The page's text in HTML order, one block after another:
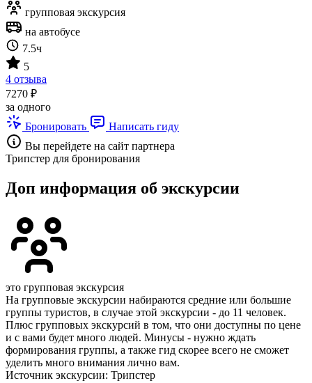
групповая экскурсия
на автобусе
7.5ч
5
4 отзыва
7270 ₽
за одного
Бронировать
Написать гиду
Вы перейдете на сайт партнера
Трипстер для бронирования
Доп информация об экскурсии
это групповая экскурсия
На групповые экскурсии набираются средние или большие
группы туристов, в случае этой экскурсии - до 11 человек.
Плюс групповых экскурсий в том, что они доступны по цене
и с вами будет много людей. Минусы - нужно ждать
формирования группы, а также гид скорее всего не сможет
уделить много внимания лично вам.
Источник экскурсии: Трипстер